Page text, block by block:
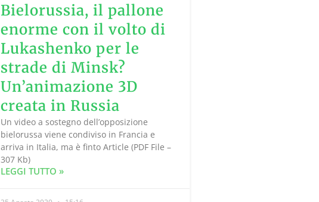
Bielorussia, il pallone
enorme con il volto di
Lukashenko per le
strade di Minsk?
Un’animazione 3D
creata in Russia
Un video a sostegno dell’opposizione
bielorussa viene condiviso in Francia e
arriva in Italia, ma è finto Article (PDF File –
307 Kb)
LEGGI TUTTO »